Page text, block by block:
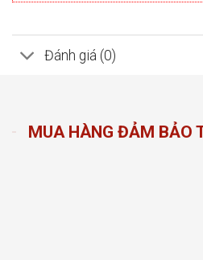
Đánh giá (0)
MUA HÀNG ĐẢM BẢO